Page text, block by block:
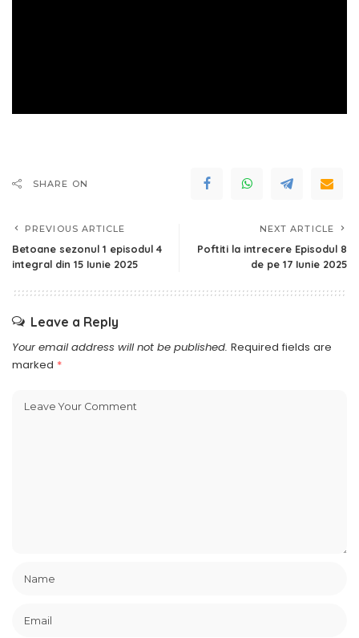
SHARE ON
PREVIOUS ARTICLE
Betoane sezonul 1 episodul 4
integral din 15 Iunie 2025
NEXT ARTICLE
Poftiti la intrecere Episodul 8
de pe 17 Iunie 2025
Leave a Reply
Your email address will not be published. Required fields are
marked *